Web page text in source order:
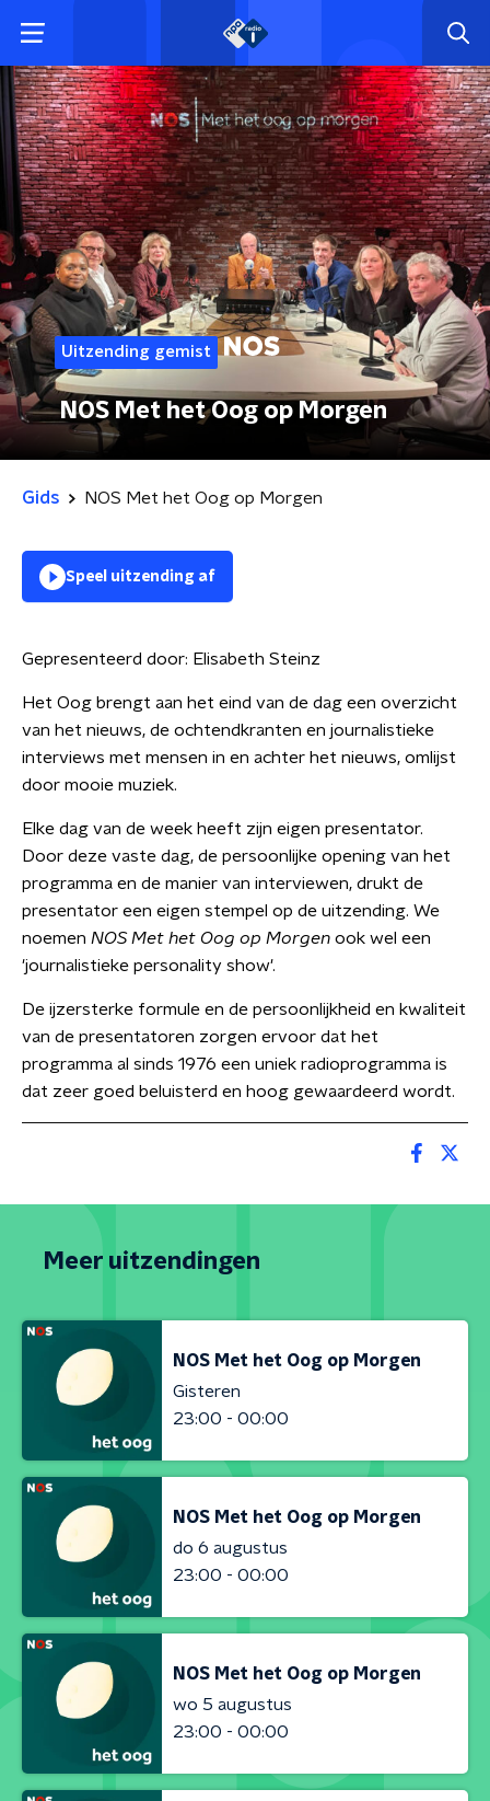
Uitzending gemist
NOS Met het Oog op Morgen
Gids NOS Met het Oog op Morgen
Speel uitzending af
Gepresenteerd door: Elisabeth Steinz
Het Oog brengt aan het eind van de dag een overzicht
van het nieuws, de ochtendkranten en journalistieke
interviews met mensen in en achter het nieuws, omlijst
door mooie muziek.
Elke dag van de week heeft zijn eigen presentator.
Door deze vaste dag, de persoonlijke opening van het
programma en de manier van interviewen, drukt de
presentator een eigen stempel op de uitzending. We
noemen NOS Met het Oog op Morgen ook wel een
'journalistieke personality show'.
De ijzersterke formule en de persoonlijkheid en kwaliteit
van de presentatoren zorgen ervoor dat het
programma al sinds 1976 een uniek radioprogramma is
dat zeer goed beluisterd en hoog gewaardeerd wordt.
Meer uitzendingen
NOS Met het Oog op Morgen
Gisteren
23:00 - 00:00
NOS Met het Oog op Morgen
do 6 augustus
23:00 - 00:00
NOS Met het Oog op Morgen
wo 5 augustus
23:00 - 00:00